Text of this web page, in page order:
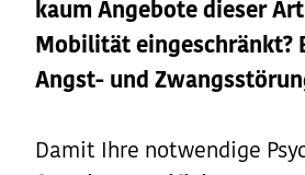
kaum Angebote dieser
Mobilität eingeschränkt?
Angst- und
Damit Ihre notwendige